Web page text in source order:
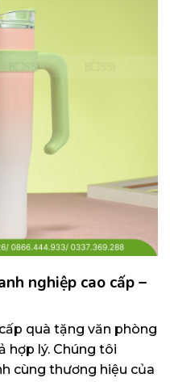
nghiệp cao cấp –
quà tặng văn phòng
hợp lý. Chúng tôi
cùng thương hiệu của